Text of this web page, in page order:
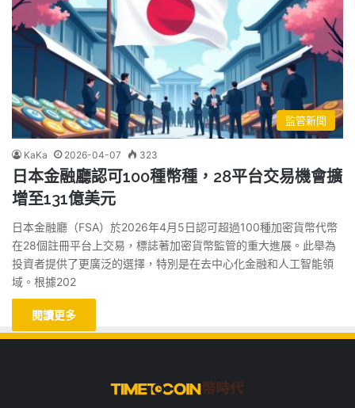
監管新聞
KaKa 2026-04-07 323
日本金融廳認可100種幣種，28平台交易機會擴
增至131億美元
日本金融廳（FSA）於2026年4月5日認可超過100種加密貨幣代幣
在28個註冊平台上交易，標誌著加密貨幣監管的重大進展。此舉為
投資者提供了更廣泛的選擇，特別是在去中心化金融和人工智能領
域。根據202
閱讀更多